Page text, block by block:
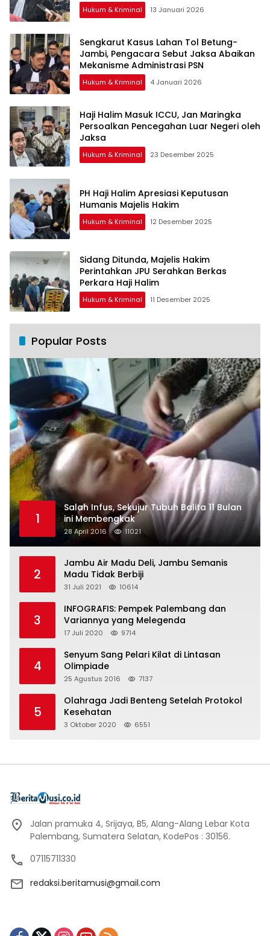
Hukum & Kriminal 13 Januari 2026
Sengkarut Kasus Lahan Tol Betung-
Jambi, Pengacara Sebut Jaksa Abaikan
Mekanisme Administrasi PSN
Hukum & Kriminal 4 Januari 2026
Haji Halim Masuk ICCU, Jan Maringka
Persoalkan Pencegahan Luar Negeri oleh
Jaksa
Hukum & Kriminal 23 Desember 2025
PH Haji Halim Apresiasi Keputusan
Humanis Majelis Hakim
Hukum & Kriminal 12 Desember 2025
Sidang Ditunda, Majelis Hakim
Perintahkan JPU Serahkan Berkas
Perkara Haji Halim
Hukum & Kriminal 11 Desember 2025
Popular Posts
1
Salah Infus, Sekujur Tubuh Balita 11 Bulan
ini Membengkak
28 April 2016 11021
2
Jambu Air Madu Deli, Jambu Semanis
Madu Tidak Berbiji
31 Juli 2021 10614
3
INFOGRAFIS: Pempek Palembang dan
Variannya yang Melegenda
17 Juli 2020 9714
4
Senyum Sang Pelari Kilat di Lintasan
Olimpiade
25 Agustus 2016 7137
5
Olahraga Jadi Benteng Setelah Protokol
Kesehatan
3 Oktober 2020 6551
Jalan pramuka 4, Srijaya, B5, Alang-Alang Lebar Kota
Palembang, Sumatera Selatan, KodePos : 30156.
07115711330
redaksi.beritamusi@gmail.com